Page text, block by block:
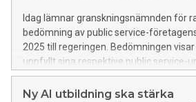
Idag lämnar granskningsnämnden för
bedömning av public service-
2025 till regeringen. Bedömningen
uppfyllt sina respektive public service-
SVT kritiseras dock fortsatt för
textningen. UR har uppfyllt uppdraget
Ny AI utbildning ska stärka